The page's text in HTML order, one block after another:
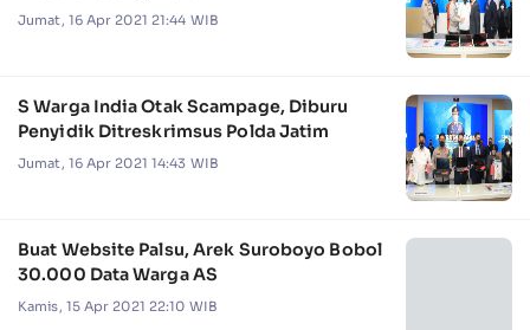
Jumat, 16 Apr 2021 21:44 WIB
S Warga India Otak Scampage, Diburu
Penyidik Ditreskrimsus Polda Jatim
Jumat, 16 Apr 2021 14:43 WIB
Buat Website Palsu, Arek Suroboyo Bobol
30.000 Data Warga AS
Kamis, 15 Apr 2021 22:10 WIB